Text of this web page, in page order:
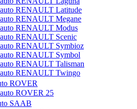
auto RENAULT Latitude
RENAULT Megane
auto RENAULT Modus
RENAULT Scenic
auto RENAULT Symbioz
auto RENAULT Symbol
RENAULT Talisman
auto RENAULT Twingo
ROVER
ROVER 25
SAAB